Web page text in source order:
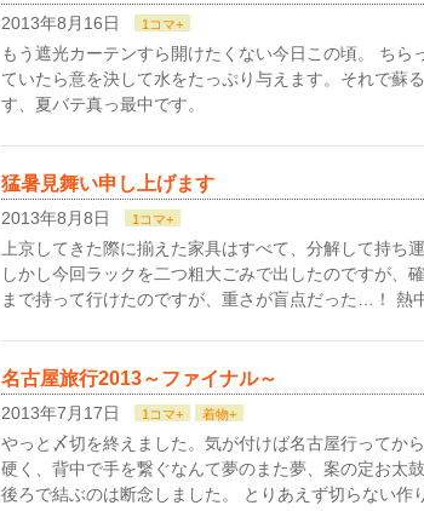
2013年8月16日 1コマ+
もう遮光カーテンすら開けたくない今日この頃。 ちら
ていたら意を決して水をたっぷり与えます。それで蘇
す、夏バテ真っ最中です。
猛暑見舞い申し上げます
2013年8月8日 1コマ+
上京してきた際に揃えた家具はすべて、分解して持ち
しかし今回ラックを二つ粗大ごみで出したのですが、
まで持って行けたのですが、重さが盲点だった…！ 熱
名古屋旅行2013～ファイナル～
2013年7月17日 1コマ+ 着物+
やっと〆切を終えました。気が付けば名古屋行ってか
硬く、背中で手を繋ぐなんて夢のまた夢、案の定お太
後ろで結ぶのは断念しました。 とりあえず切らない作